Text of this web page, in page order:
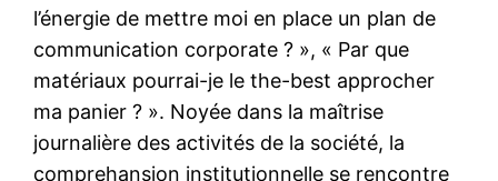
l’énergie de mettre moi en place un plan de
communication corporate ? », « Par que
matériaux pourrai-je le the-best approcher
ma panier ? ». Noyée dans la maîtrise
journalière des activités de la société, la
comprehansion institutionnelle se rencontre